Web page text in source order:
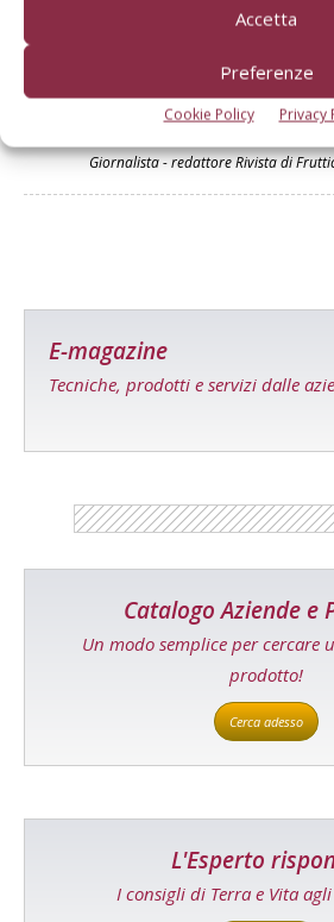
Accetta
Preferenze
Cookie Policy Privacy
Sara Vitali
Giornalista - redattore Rivista di
E-magazine
Tecniche, prodotti e servizi dalle
Catalogo Aziende e
Un modo semplice per cercare
prodotto!
Cerca adesso
L'Esperto
I consigli di Terra e Vita